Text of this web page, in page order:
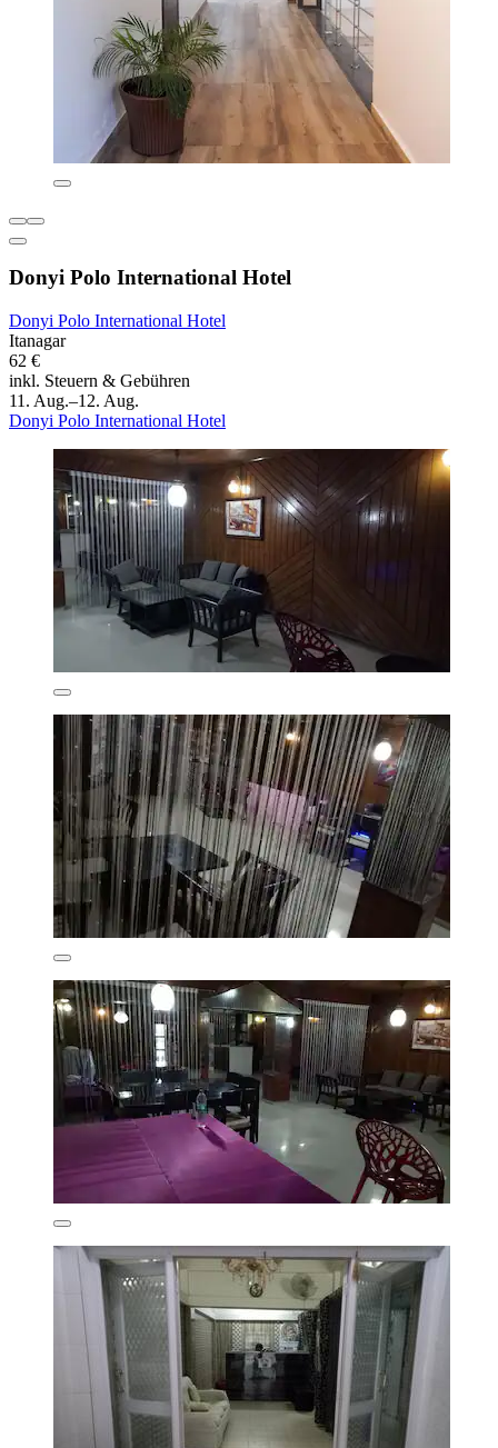
Donyi Polo International Hotel
Donyi Polo International Hotel
Itanagar
62 €
inkl. Steuern & Gebühren
11. Aug.–12. Aug.
Donyi Polo International Hotel